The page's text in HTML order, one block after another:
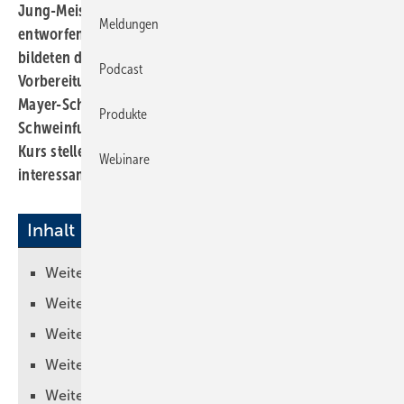
Jung-Meister des Klempner-Handwerks ihre individuell
entworfenen und gefertigten Prüfungsstücke. Sie
bildeten den Abschluss der einjährigen
Vorbereitungslehrgänge, die an der Stuttgarter Robert-
Mayer-Schule und der Spengler-Meisterschule
Schweinfurt durchgeführt worden waren. Aus jedem
Kurs stellen wir Ihnen die sechs kunsthandwerklich
interessantesten Stücke vor.
Inhalt
Weitere Informationen
Weitere Informationen
Weitere Informationen
Weitere Informationen
Weitere Informationen
Meldungen
Podcast
Produkte
Webinare